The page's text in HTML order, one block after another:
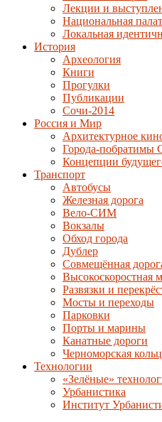
Лекции и
Национальная
Локальная
История
Археология
Книги
Прогулки
Публикации
Сочи-2014
Россия и Мир
Архитектурное
Города-побратимы
Концепции
Транспорт
Автобусы
Железная дорога
Вело-СИМ
Вокзалы
Обход города
Дублер
Совмещённая
Высокоскоростная
Развязки и
Мосты и переходы
Парковки
Порты и марины
Канатные дороги
Черноморская
Технологии
«Зелёные»
Урбанистика
Институт